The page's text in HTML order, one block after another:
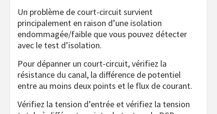
Un problème de court-circuit survient
principalement en raison d’une isolation
endommagée/faible que vous pouvez détecter
avec le test d’isolation.
Pour dépanner un court-circuit, vérifiez la
résistance du canal, la différence de potentiel
entre au moins deux points et le flux de courant.
Vérifiez la tension d’entrée et vérifiez la tension